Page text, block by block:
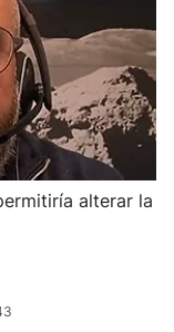
alterar la